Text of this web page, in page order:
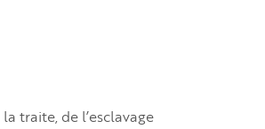
traite, de l’esclavage